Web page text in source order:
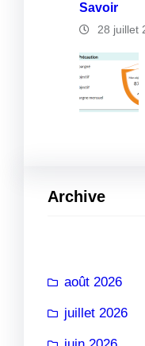
Savoir
28 juillet
Archive
août 2026
juillet 2026